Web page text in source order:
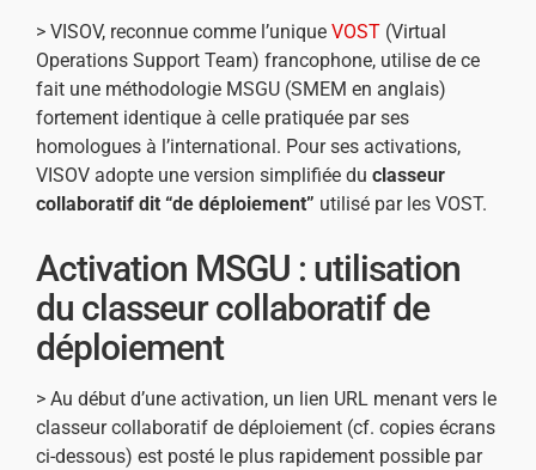
> VISOV, reconnue comme l’unique VOST (Virtual
Operations Support Team) francophone, utilise de ce
fait une méthodologie MSGU (SMEM en anglais)
fortement identique à celle pratiquée par ses
homologues à l’international. Pour ses activations,
VISOV adopte une version simplifiée du classeur
collaboratif dit “de déploiement” utilisé par les VOST.
Activation MSGU : utilisation
du classeur collaboratif de
déploiement
> Au début d’une activation, un lien URL menant vers le
classeur collaboratif de déploiement (cf. copies écrans
ci-dessous) est posté le plus rapidement possible par